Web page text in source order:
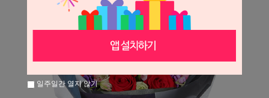
일주일간 열지 않기